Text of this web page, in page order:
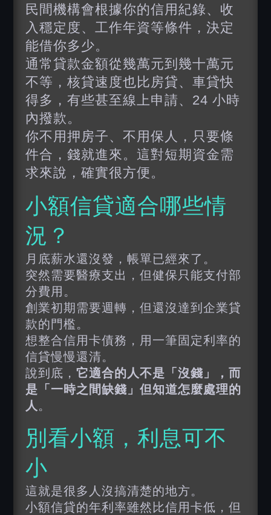
民間機構會根據你的信用紀錄、收
入穩定度、工作年資等條件，決定
能借你多少。
通常貸款金額從幾萬元到幾十萬元
不等，核貸速度也比房貸、車貸快
得多，有些甚至線上申請、24 小時
內撥款。
你不用押房子、不用保人，只要條
件合，錢就進來。這對短期資金需
求來說，確實很方便。
小額信貸適合哪些情
況？
月底薪水還沒發，帳單已經來了。
突然需要醫療支出，但健保只能支付部
分費用。
創業初期需要週轉，但還沒達到企業貸
款的門檻。
想整合信用卡債務，用一筆固定利率的
信貸慢慢還清。
說到底，它適合的人不是「沒錢」，而
是「一時之間缺錢」但知道怎麼處理的
人 。
別看小額，利息可不
小
這就是很多人沒搞清楚的地方。
小額信貸的年利率雖然比信用卡低，但